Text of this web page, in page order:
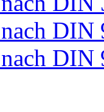
DIN
DIN